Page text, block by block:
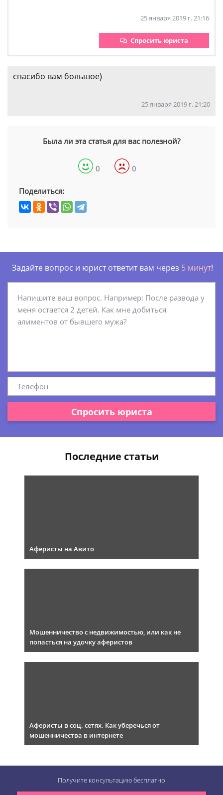
25 января 2019 г. 21:16
Спросить юриста
спасибо вам большое)
25 января 2019 г. 21:20
Была ли эта статья для вас полезной?
0 0
Поделиться:
Задайте вопрос и юрист ответит вам через 5 минут!
Спросить юриста
Последние статьи
Аферисты на Авито
Мошенничество с недвижимостью, или как не
попасться на удочку аферистов
Аферисты в соц. сетях. Как уберечься от
мошенничества в интернете
Получите консультациюбесплатно